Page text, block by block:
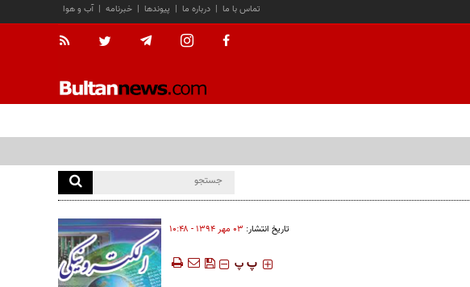
آب و هوا | خبرنامه | پیوندها | درباره ما | تماس با ما
تاریخ انتشار: ۰۳ مهر ۱۳۹۴ - ۱۰:۴۸
‍‍‍ پ پ